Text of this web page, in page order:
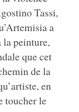
Tassi,
a
la peinture,
que cet
de la
en
toucher le